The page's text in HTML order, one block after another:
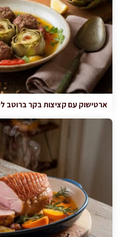
ארטישוק עם קציצות בקר ברוטב